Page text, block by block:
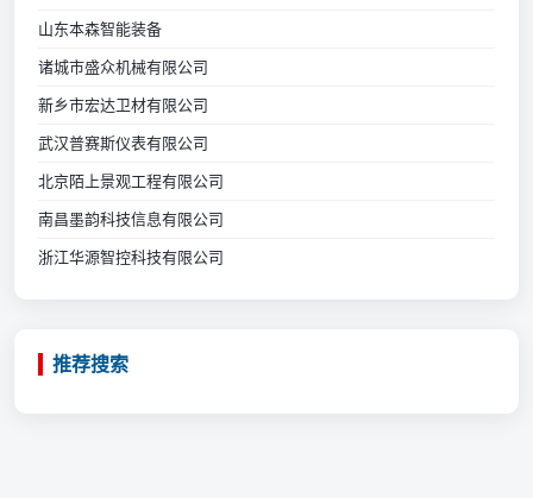
山东本森智能装备
诸城市盛众机械有限公司
新乡市宏达卫材有限公司
武汉普赛斯仪表有限公司
北京陌上景观工程有限公司
南昌墨韵科技信息有限公司
浙江华源智控科技有限公司
推荐搜索